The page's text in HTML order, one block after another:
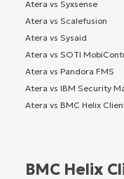
Atera vs Syxsense
Atera vs Scalefusion
Atera vs Sysaid
Atera vs SOTI
Atera vs Pandora FMS
Atera vs IBM Security
Atera vs BMC Helix
BMC Helix